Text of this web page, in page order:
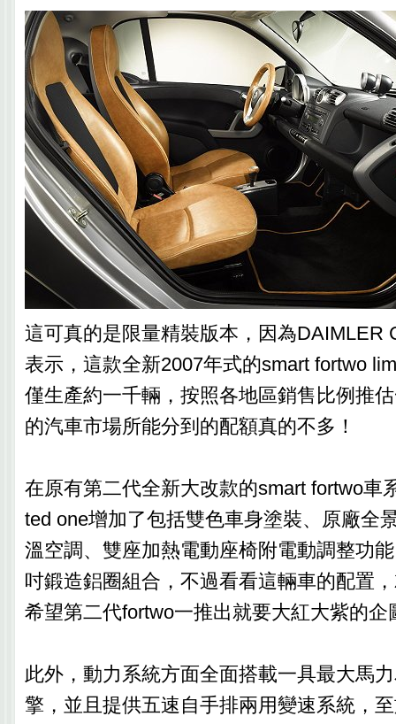
這可真的是限量精裝版本，因為DAIMLER
表示，這款全新2007年式的smart fortwo
僅生產約一千輛，按照各地區銷售比例推
的汽車市場所能分到的配額真的不多！
在原有第二代全新大改款的smart fortwo車
ted one增加了包括雙色車身塗裝、原廠全
溫空調、雙座加熱電動座椅附電動調整功
吋鍛造鋁圈組合，不過看看這輛車的配置
希望第二代fortwo一推出就要大紅大紫的企
此外，動力系統方面全面搭載一具最大馬
擎，並且提供五速自手排兩用變速系統，